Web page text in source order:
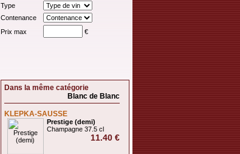
Type
Contenance
Prix max
€
Dans la même catégorie
Blanc de Blanc
KLEPKA-SAUSSE
Prestige (demi)
Champagne 37.5 cl
11.40 €